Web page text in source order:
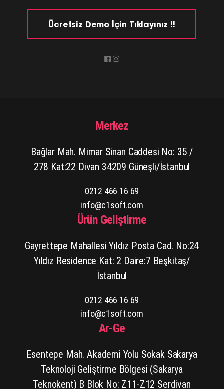
Ücretsiz Demo İçin Tıklayınız !!
Merkez
Bağlar Mah. Mimar Sinan Caddesi No: 35 /
278 Kat:22 Divan 34209 Güneşli/İstanbul
0212 466 16 69
info@c1soft.com
Ürün Geliştirme
Gayrettepe Mahallesi Yıldız Posta Cad. No:24
Yıldız Residence Kat: 2 Daire:7 Beşkitaş/
İstanbul
0212 466 16 69
info@c1soft.com
Ar-Ge
Esentepe Mah. Akademi Yolu Sokak Sakarya
Teknoloji Geliştirme Bölgesi (Sakarya
Teknokent) B Blok No: Z11-Z12 Serdivan